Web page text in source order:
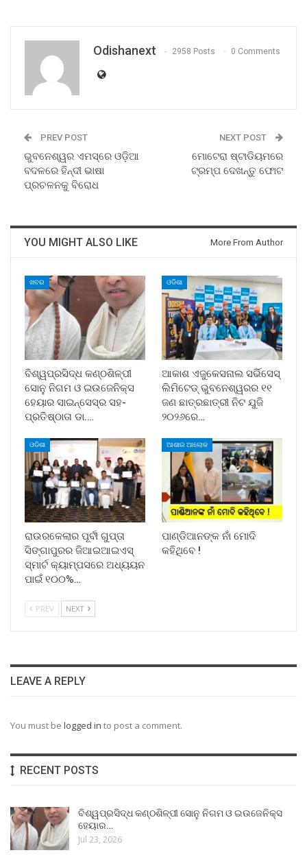
Odishanext 2958 Posts 0 Comments
PREV POST
ଭୁବନେଶ୍ୱର ଏମସ୍‌ରେ ଓଡ଼ିଆ
ବଦଳରେ ହିନ୍ଦୀ ଭାଷା
ପ୍ରଚଳନକୁ ବିରୋଧ
NEXT POST
ମୋଟେରା ଷ୍ଟାଡିୟମରେ
ଟ୍ରମ୍ପ ଦେଖନ୍ତୁ ଫୋଟ
YOU MIGHT ALSO LIKE More From Author
ଖବର
ବିଶ୍ୱପ୍ରସିଦ୍ଧ କଣ୍ଠଶିଳ୍ପୀ
ସୋନୁ ନିଗମ ଓ ଇଉଜେନିକ୍ସ
ହେୟାର ସାଇନ୍ସେସ୍ର ସହ-
ପ୍ରତିଷ୍ଠାତା ଡା.…
ଓଡିଶା
ଆକାଶ ଏଜୁକେସନାଲ ସର୍ଭିସେସ୍
ଲିମିଟେଡ୍ ଭୁବନେଶ୍ୱରର ୧୧
ଜଣ ଛାତ୍ରଛାତ୍ରୀ ନିଟ ଯୁଜି
୨୦୨୬ରେ…
ଓଡିଶା
ରାଉରକେଲାର ପୂର୍ବୀ ଗୁପ୍ତା
ସିଙ୍ଗାପୁରର ଜିଆଇଆଇଏସ୍
ସ୍ମାର୍ଟ କ୍ୟାମ୍ପସରେ ଅଧ୍ୟୟନ
ପାଇଁ ୧୦୦%…
ଆଶାର ଆଲୋକ
ପାଣ୍ଡିଆନଙ୍କ ନାଁ ମୋଦି
କହିଥିବେ !
PREV NEXT
LEAVE A REPLY
You must be logged in to post a comment.
RECENT POSTS
ବିଶ୍ୱପ୍ରସିଦ୍ଧ କଣ୍ଠଶିଳ୍ପୀ ସୋନୁ ନିଗମ ଓ ଇଉଜେନିକ୍ସ
ହେୟାର…
Jul 23, 2026